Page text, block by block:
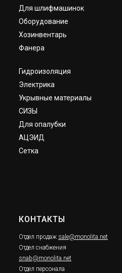
Для шлифмашинок
Оборудование
Хозинвентарь
Фанера
Гидроизоляция
Электрика
Укрывные материалы
СИЗЫ
Для опалубки
АЦЭИД
Сетка
КОНТАКТЫ
Отдел продаж sale@monolita.net
Отдел снабжения
snab@monolita.net
Отдел персонала